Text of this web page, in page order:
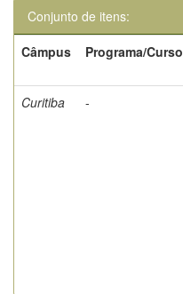
Conjunto de itens:
Câmpus
Programa/Curso
Curitiba -